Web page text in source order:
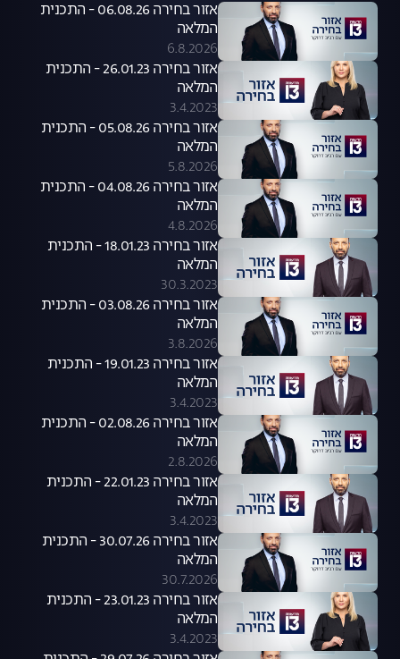
אזור בחירה 06.08.26 - התכנית
המלאה
6.8.2026
אזור בחירה 26.01.23 - התכנית
המלאה
3.4.2023
אזור בחירה 05.08.26 - התכנית
המלאה
5.8.2026
אזור בחירה 04.08.26 - התכנית
המלאה
4.8.2026
אזור בחירה 18.01.23 - התכנית
המלאה
30.3.2023
אזור בחירה 03.08.26 - התכנית
המלאה
3.8.2026
אזור בחירה 19.01.23 - התכנית
המלאה
3.4.2023
אזור בחירה 02.08.26 - התכנית
המלאה
2.8.2026
אזור בחירה 22.01.23 - התכנית
המלאה
3.4.2023
אזור בחירה 30.07.26 - התכנית
המלאה
30.7.2026
אזור בחירה 23.01.23 - התכנית
המלאה
3.4.2023